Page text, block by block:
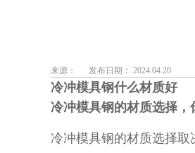
来源： 发布日期： 2024.04.20
冷冲模具钢什么材质好
冷冲模具钢的材质选择，
冷冲模具钢的材质选择取